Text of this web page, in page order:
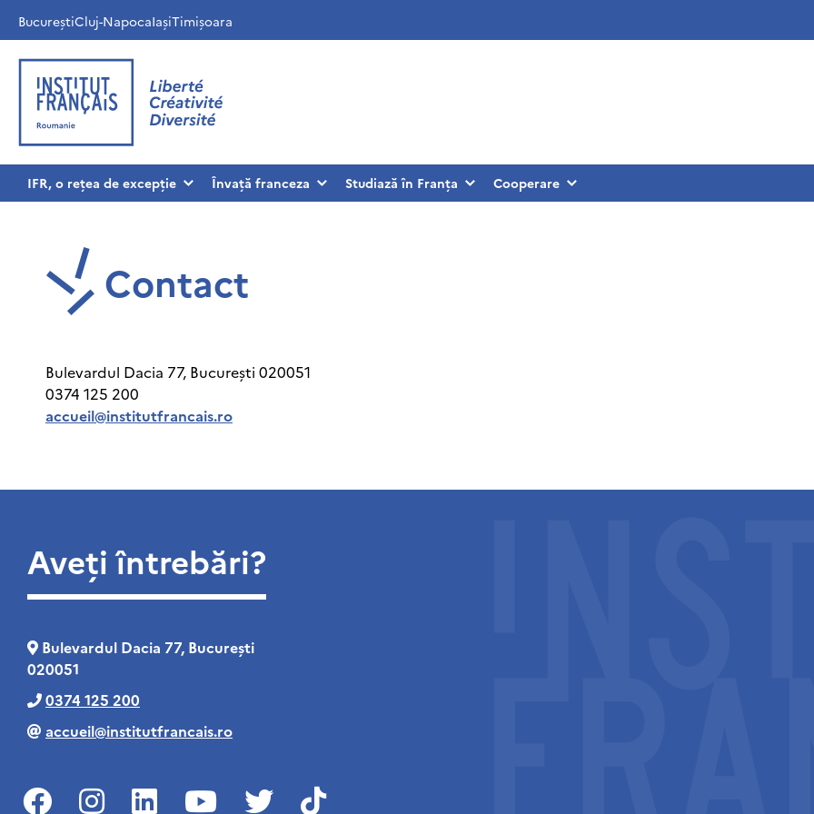
BucureștiCluj-NapocaIașiTimișoara
IFR, o rețea de excepție Învață franceza Studiază în Franța Cooperare
Contact
Bulevardul Dacia 77, București 020051
0374 125 200
accueil@institutfrancais.ro
Aveți întrebări?
Bulevardul Dacia 77, București
020051
0374 125 200
accueil@institutfrancais.ro